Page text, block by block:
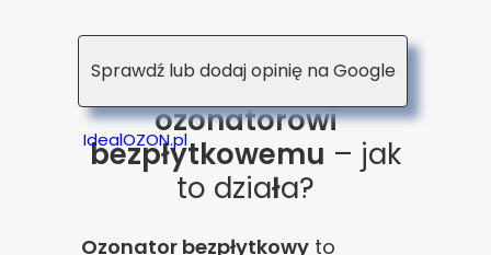
IdealOZON.pl
Sprawdź lub dodaj opinię na Google
Oczyszczanie
powietrza dzięki
ozonatorowi
bezpłytkowemu – jak
to działa?
Ozonator bezpłytkowy to